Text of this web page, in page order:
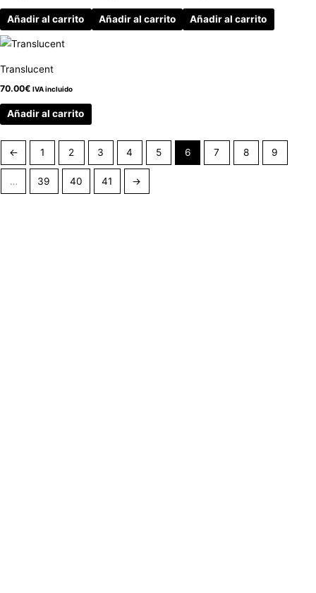
Añadir al carrito Añadir al carrito Añadir al carrito
Translucent
70.00€ IVA incluido
Añadir al carrito
← 1 2 3 4 5 6 7 8 9
… 39 40 41 →